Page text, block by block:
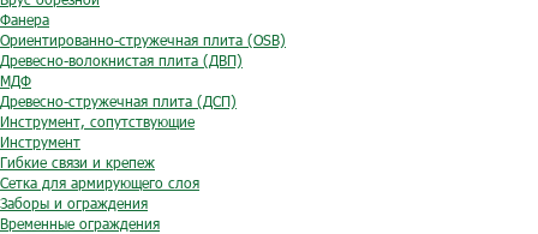
Фанера
Ориентированно-стружечная плита (OSB)
Древесно-волокнистая плита (ДВП)
МДФ
Древесно-стружечная плита (ДСП)
Инструмент, сопутствующие
Инструмент
Гибкие связи и крепеж
Сетка для армирующего слоя
Заборы и ограждения
Временные ограждения